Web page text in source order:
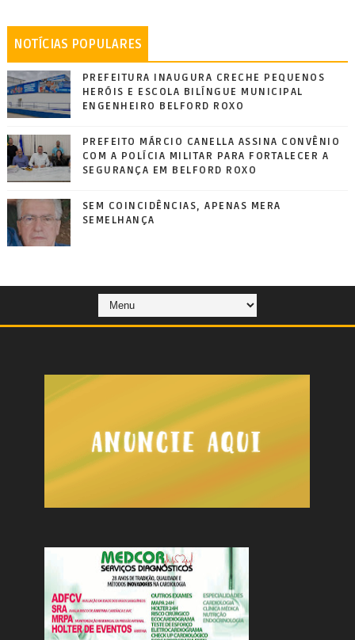
NOTÍCIAS POPULARES
PREFEITURA INAUGURA CRECHE PEQUENOS
HERÓIS E ESCOLA BILÍNGUE MUNICIPAL
ENGENHEIRO BELFORD ROXO
PREFEITO MÁRCIO CANELLA ASSINA CONVÊNIO
COM A POLÍCIA MILITAR PARA FORTALECER A
SEGURANÇA EM BELFORD ROXO
SEM COINCIDÊNCIAS, APENAS MERA
SEMELHANÇA